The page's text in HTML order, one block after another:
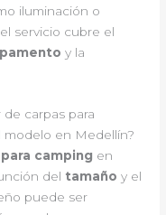
iluminación o
servicio cubre el
y la
carpas para
en Medellín?
camping en
del tamaño y el
puede ser